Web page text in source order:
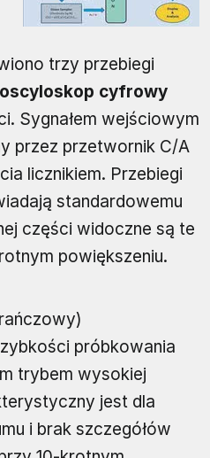
trzy przebiegi
oscyloskop cyfrowy
Sygnałem wejściowym
przez przetwornik C/A
licznikiem. Przebiegi
standardowemu
części widoczne są te
powiększeniu.
próbkowania
trybem wysokiej
jest dla
i brak szczegółów